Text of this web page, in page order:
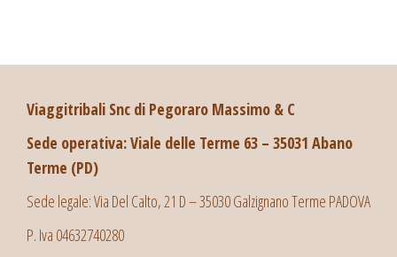
Viaggitribali Snc di Pegoraro Massimo & C
Sede operativa: Viale delle Terme 63 – 35031 Abano
Terme (PD)
Sede legale: Via Del Calto, 21 D – 35030 Galzignano Terme PADOVA
P. Iva 04632740280